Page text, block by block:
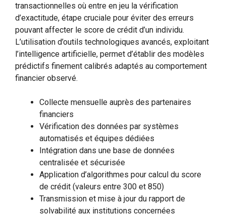
transactionnelles où entre en jeu la vérification
d’exactitude, étape cruciale pour éviter des erreurs
pouvant affecter le score de crédit d’un individu.
L’utilisation d’outils technologiques avancés, exploitant
l’intelligence artificielle, permet d’établir des modèles
prédictifs finement calibrés adaptés au comportement
financier observé.
Collecte mensuelle auprès des partenaires
financiers
Vérification des données par systèmes
automatisés et équipes dédiées
Intégration dans une base de données
centralisée et sécurisée
Application d’algorithmes pour calcul du score
de crédit (valeurs entre 300 et 850)
Transmission et mise à jour du rapport de
solvabilité aux institutions concernées